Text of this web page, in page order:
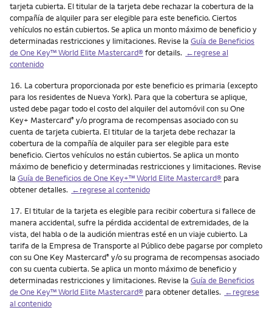
tarjeta cubierta. El titular de la tarjeta debe rechazar la cobertura de la
compañía de alquiler para ser elegible para este beneficio. Ciertos
vehículos no están cubiertos. Se aplica un monto máximo de beneficio y
determinadas restricciones y limitaciones. Revise la Guía de Beneficios
de One Key™ World Elite Mastercard® for details. ←regrese al
contenido
Nota
16. La cobertura proporcionada por este beneficio es primaria (excepto
para los residentes de Nueva York). Para que la cobertura se aplique,
usted debe pagar todo el costo del alquiler del automóvil con su One
Key+ Mastercard® y/o programa de recompensas asociado con su
cuenta de tarjeta cubierta. El titular de la tarjeta debe rechazar la
cobertura de la compañía de alquiler para ser elegible para este
beneficio. Ciertos vehículos no están cubiertos. Se aplica un monto
máximo de beneficio y determinadas restricciones y limitaciones. Revise
la Guía de Beneficios de One Key+™ World Elite Mastercard® para
obtener detalles. ←regrese al contenido
Nota
17. El titular de la tarjeta es elegible para recibir cobertura si fallece de
manera accidental, sufre la pérdida accidental de extremidades, de la
vista, del habla o de la audición mientras esté en un viaje cubierto. La
tarifa de la Empresa de Transporte al Público debe pagarse por completo
con su One Key Mastercard® y/o su programa de recompensas asociado
con su cuenta cubierta. Se aplica un monto máximo de beneficio y
determinadas restricciones y limitaciones. Revise la Guía de Beneficios
de One Key™ World Elite Mastercard® para obtener detalles. ←regrese
al contenido